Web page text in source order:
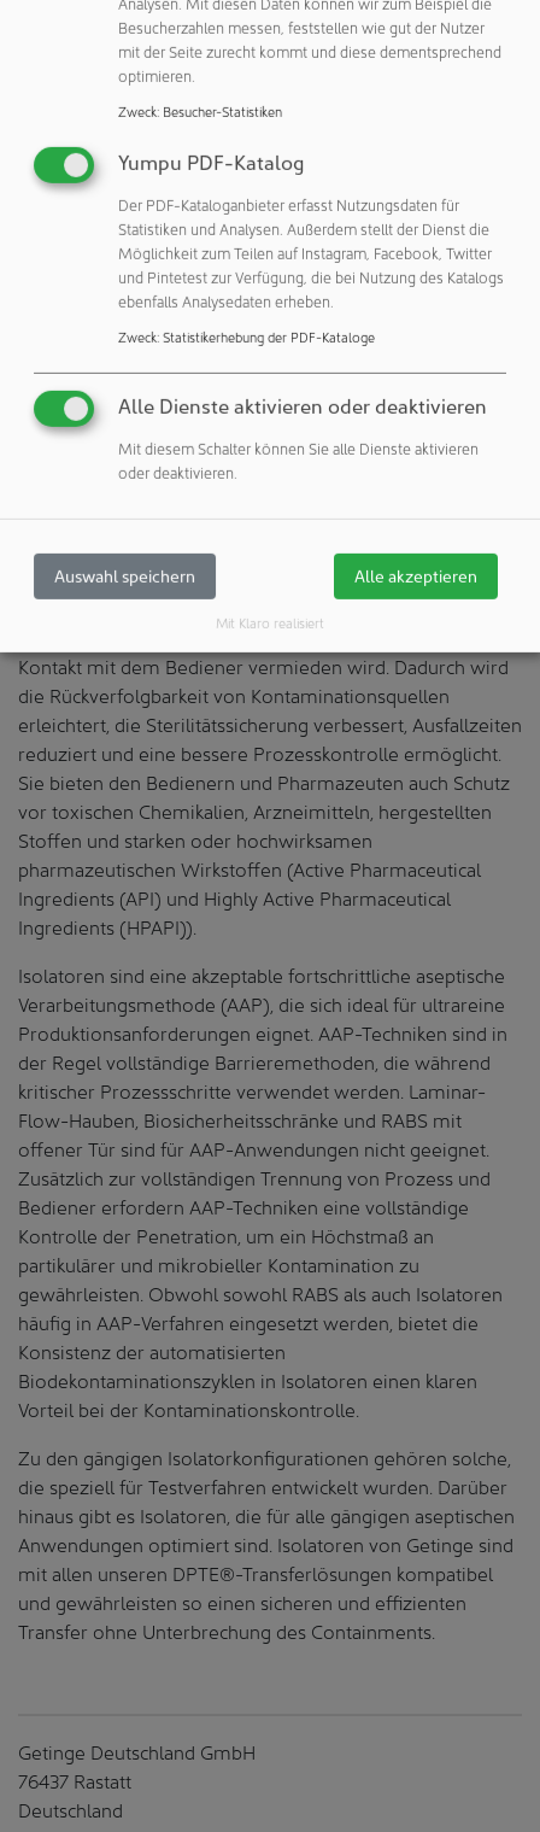
jedoch üblich, dass Schrankensysteme mit
eingeschränktem Zugang stark variieren. Aus diesem
Grund sind Isolatoren nach wie vor die am weitesten
verbreitete Barrieretechnologie für den aseptischen
Prozess und die Vorgänge beim Abfüllen von Produkten.
Ein weiterer wichtiger Unterschied zwischen RABS und
Isolatoren ist die Dekontaminationsmethode. Sowohl
RABS mit offener als auch mit geschlossener Tür
erfordern eine manuelle Biodekontamination. Isolatoren
umfassen jedoch häufig automatische
Biodekontaminationszyklen, bei denen je nach Protokoll
Desinfektionsmittel verwendet wird. Die automatische
Biodekontamination liefert konsistente Ergebnisse, die
einfach validiert werden können.
Isolatoren bieten einen besseren Schutz vor mikrobieller
und partikulärer Kontamination. Dies wird erreicht, indem
der Prozess in der Kammer eingeschlossen wird und der
Kontakt mit dem Bediener vermieden wird. Dadurch wird
die Rückverfolgbarkeit von Kontaminationsquellen
erleichtert, die Sterilitätssicherung verbessert, Ausfallzeiten
reduziert und eine bessere Prozesskontrolle ermöglicht.
Sie bieten den Bedienern und Pharmazeuten auch Schutz
vor toxischen Chemikalien, Arzneimitteln, hergestellten
Stoffen und starken oder hochwirksamen
pharmazeutischen Wirkstoffen (Active Pharmaceutical
Ingredients (API) und Highly Active Pharmaceutical
Ingredients (HPAPI)).
Isolatoren sind eine akzeptable fortschrittliche aseptische
Verarbeitungsmethode (AAP), die sich ideal für ultrareine
Produktionsanforderungen eignet. AAP-Techniken sind in
der Regel vollständige Barrieremethoden, die während
kritischer Prozessschritte verwendet werden. Laminar-
Flow-Hauben, Biosicherheitsschränke und RABS mit
offener Tür sind für AAP-Anwendungen nicht geeignet.
Zusätzlich zur vollständigen Trennung von Prozess und
Bediener erfordern AAP-Techniken eine vollständige
Kontrolle der Penetration, um ein Höchstmaß an
partikulärer und mikrobieller Kontamination zu
gewährleisten. Obwohl sowohl RABS als auch Isolatoren
häufig in AAP-Verfahren eingesetzt werden, bietet die
Konsistenz der automatisierten
Biodekontaminationszyklen in Isolatoren einen klaren
Vorteil bei der Kontaminationskontrolle.
Zu den gängigen Isolatorkonfigurationen gehören solche,
die speziell für Testverfahren entwickelt wurden. Darüber
hinaus gibt es Isolatoren, die für alle gängigen aseptischen
Anwendungen optimiert sind. Isolatoren von Getinge sind
mit allen unseren DPTE®-Transferlösungen kompatibel
und gewährleisten so einen sicheren und effizienten
Transfer ohne Unterbrechung des Containments.
Getinge Deutschland GmbH
76437 Rastatt
Deutschland
Besucherzahlen messen, feststellen wie gut der Nutzer
mit der Seite zurecht kommt und diese dementsprechend
optimieren.
Zweck: Besucher-Statistiken
Yumpu PDF-Katalog
Der PDF-Kataloganbieter erfasst Nutzungsdaten für
Statistiken und Analysen. Außerdem stellt der Dienst die
Möglichkeit zum Teilen auf Instagram, Facebook, Twitter
und Pintetest zur Verfügung, die bei Nutzung des Katalogs
ebenfalls Analysedaten erheben.
Zweck: Statistikerhebung der PDF-Kataloge
Alle Dienste aktivieren oder deaktivieren
Mit diesem Schalter können Sie alle Dienste aktivieren
oder deaktivieren.
Auswahl speichern Alle akzeptieren
Mit Klaro realisiert